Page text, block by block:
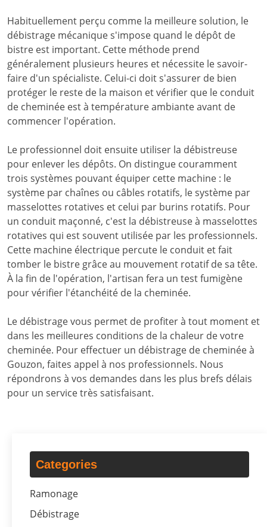
Habituellement perçu comme la meilleure solution, le
débistrage mécanique s'impose quand le dépôt de
bistre est important. Cette méthode prend
généralement plusieurs heures et nécessite le savoir-
faire d'un spécialiste. Celui-ci doit s'assurer de bien
protéger le reste de la maison et vérifier que le conduit
de cheminée est à température ambiante avant de
commencer l'opération.
Le professionnel doit ensuite utiliser la débistreuse
pour enlever les dépôts. On distingue couramment
trois systèmes pouvant équiper cette machine : le
système par chaînes ou câbles rotatifs, le système par
masselottes rotatives et celui par burins rotatifs. Pour
un conduit maçonné, c'est la débistreuse à masselottes
rotatives qui est souvent utilisée par les professionnels.
Cette machine électrique percute le conduit et fait
tomber le bistre grâce au mouvement rotatif de sa tête.
À la fin de l'opération, l'artisan fera un test fumigène
pour vérifier l'étanchéité de la cheminée.
Le débistrage vous permet de profiter à tout moment et
dans les meilleures conditions de la chaleur de votre
cheminée. Pour effectuer un débistrage de cheminée à
Gouzon, faites appel à nos professionnels. Nous
répondrons à vos demandes dans les plus brefs délais
pour un service très satisfaisant.
Categories
Ramonage
Débistrage